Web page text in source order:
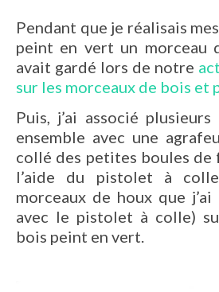
Pendant que je réalisais
peint en vert un morceau
avait gardé lors de notre
sur les morceaux de bois et
Puis, j’ai associé
ensemble avec une
collé des petites boules de
l’aide du pistolet à
morceaux de houx que
avec le pistolet à colle)
bois peint en vert.